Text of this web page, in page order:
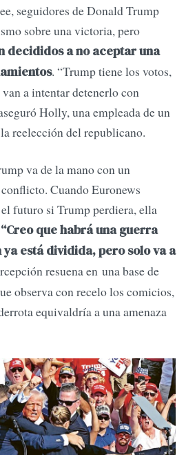
seguidores de Donald Trump
sobre una victoria, pero
decididos a no aceptar una
. “Trump tiene los votos,
a intentar detenerlo con
Holly, una empleada de un
reelección del republicano.
va de la mano con un
Cuando Euronews
futuro si Trump perdiera, ella
“Creo que habrá una guerra
está dividida, pero solo va a
resuena en una base de
observa con recelo los comicios,
equivaldría a una amenaza